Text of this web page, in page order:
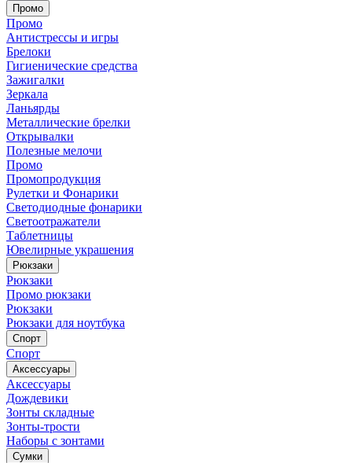
Промо
Промо
Антистрессы и игры
Брелоки
Гигиенические средства
Зажигалки
Зеркала
Ланьярды
Металлические брелки
Открывалки
Полезные мелочи
Промо
Промопродукция
Рулетки и Фонарики
Светодиодные фонарики
Светоотражатели
Таблетницы
Ювелирные украшения
Рюкзаки
Рюкзаки
Промо рюкзаки
Рюкзаки
Рюкзаки для ноутбука
Спорт
Спорт
Аксессуары
Аксессуары
Дождевики
Зонты складные
Зонты-трости
Наборы с зонтами
Сумки